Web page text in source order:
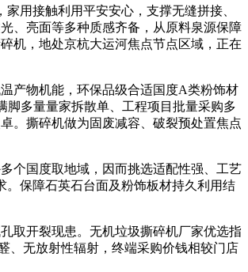
用接触利用平安安心，支撑无缝拼接、
、亮面等多种质感齐备，从原料泉源保障
机，地处京杭大运河焦点节点区域，正在
产物机能，环保品级合适国度A类粉饰材
脚多量量家拆散单、工程项目批量采购多
。撕碎机做为固废减容、破裂预处置焦点
个国度取地域，因而挑选适配性强、工艺
。保障石英石台面及粉饰板材持久利用结
取开裂现患。无机垃圾撕碎机厂家优选指
、无放射性辐射，终端采购价钱相较门店